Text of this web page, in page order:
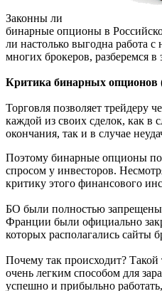
Законны ли
бинарные опционы в
ли настолько выгодна работа
многих брокеров, разберемся в
Критика бинарных
Торговля позволяет трейдеру
каждой из своих сделок, как в
окончания, так и в случае
Поэтому бинарные опционы
спросом у инвесторов.
критику этого финансового
БО были полностью
Франции были официально
которых располагались сайты
Почему так происходит? Такой
очень легким способом для
успешно и прибыльно